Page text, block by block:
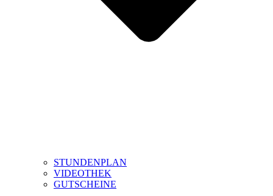
STUNDENPLAN
VIDEOTHEK
GUTSCHEINE